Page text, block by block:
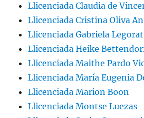
Llicenciada Claudia de
Llicenciada Cristina Oliva
Llicenciada Gabriela
Llicenciada Heike
Llicenciada Maithe Pardo
Llicenciada María Eugenia
Llicenciada Marion Boon
Llicenciada Montse Luezas